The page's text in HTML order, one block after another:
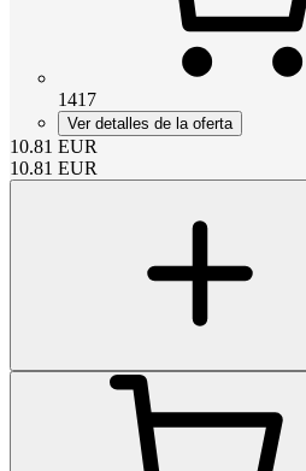
1417
Ver detalles de la oferta
10.81 EUR
10.81 EUR